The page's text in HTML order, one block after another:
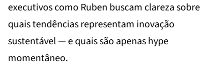
executivos como Ruben buscam clareza sobre
quais tendências representam inovação
sustentável — e quais são apenas hype
momentâneo.